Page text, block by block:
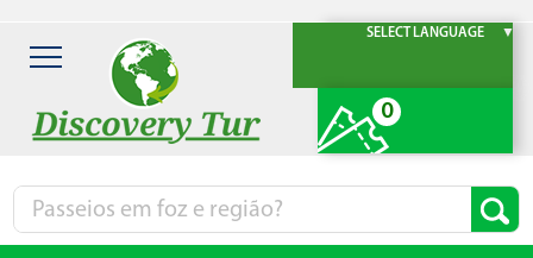
SELECT LANGUAGE ▼
0